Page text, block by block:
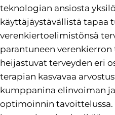
teknologian ansiosta
käyttäjäystävällistä tapaa
verenkiertoelimistönsä
parantuneen
heijastuvat terveyden eri
terapian kasvavaa
kumppanina elinvoiman
optimoinnin